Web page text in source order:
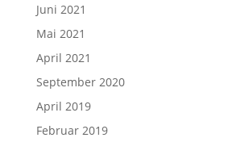
Juni 2021
Mai 2021
April 2021
September 2020
April 2019
Februar 2019